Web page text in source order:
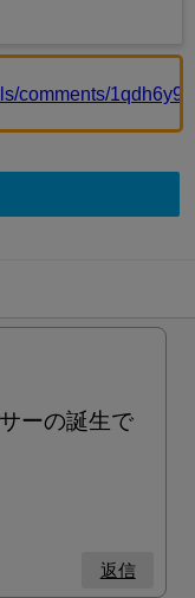
comments/
ーの誕生で
返信